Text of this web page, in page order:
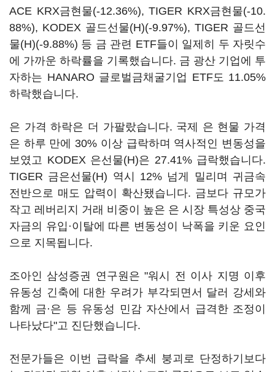
ACE KRX금현물(-12.36%), TIGER KRX금현물(-10.
88%), KODEX 골드선물(H)(-9.97%), TIGER 골드선
물(H)(-9.88%) 등 금 관련 ETF들이 일제히 두 자릿수
에 가까운 하락률을 기록했습니다. 금 광산 기업에 투
자하는 HANARO 글로벌금채굴기업 ETF도 11.05%
하락했습니다.
은 가격 하락은 더 가팔랐습니다. 국제 은 현물 가격
은 하루 만에 30% 이상 급락하며 역사적인 변동성을
보였고 KODEX 은선물(H)은 27.41% 급락했습니다.
TIGER 금은선물(H) 역시 12% 넘게 밀리며 귀금속
전반으로 매도 압력이 확산됐습니다. 금보다 규모가
작고 레버리지 거래 비중이 높은 은 시장 특성상 중국
자금의 유입·이탈에 따른 변동성이 낙폭을 키운 요인
으로 지목됩니다.
조아인 삼성증권 연구원은 "워시 전 이사 지명 이후
유동성 긴축에 대한 우려가 부각되면서 달러 강세와
함께 금·은 등 유동성 민감 자산에서 급격한 조정이
나타났다"고 진단했습니다.
전문가들은 이번 급락을 추세 붕괴로 단정하기보다